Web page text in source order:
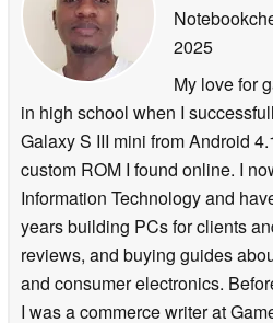
2025
My love for
in high school when I
Galaxy S III mini from Android
custom ROM I found online. I
Information Technology and
years building PCs for clients
reviews, and buying guides
and consumer electronics.
I was a commerce writer at